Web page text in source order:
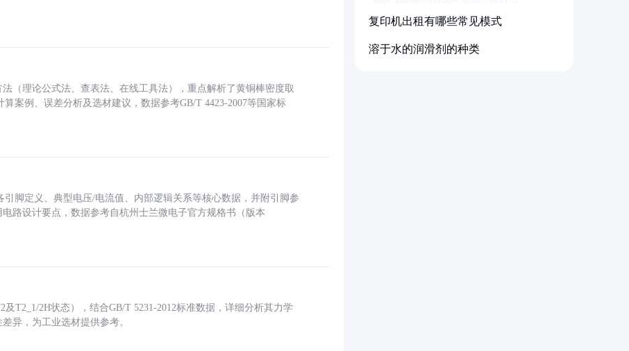
（理论公式法、查表法、在线工具法），重点解析了黄铜棒密度取
案例、误差分析及选材建议，数据参考GB/T 4423-2007等国家标
脚定义、典型电压/电流值、内部逻辑关系等核心数据，并附引脚参
路设计要点，数据参考自杭州士兰微电子官方规格书（版本
T2_1/2H状态），结合GB/T 5231-2012标准数据，详细分析其力学
异，为工业选材提供参考。
复印机出租有哪些常见模式
溶于水的润滑剂的种类